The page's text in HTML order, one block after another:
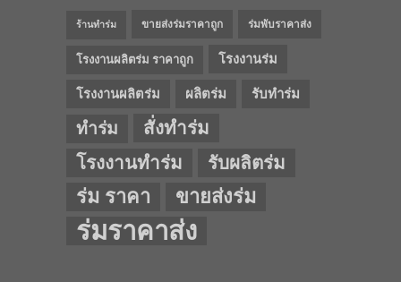
ร้านทำร่ม ขายส่งร่มราคาถูก ร่มพับราคาส่ง
โรงงานผลิตร่ม ราคาถูก โรงงานร่ม
โรงงานผลิตร่ม ผลิตร่ม รับทำร่ม
ทำร่ม
สั่งทำร่ม
โรงงานทำร่ม
รับผลิตร่ม
ร่ม ราคา ขายส่งร่ม
ร่มราคาส่ง